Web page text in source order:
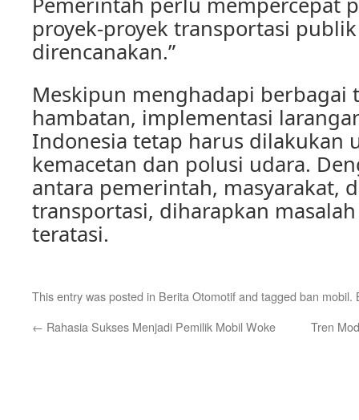
proyek-proyek transportasi
direncanakan.”
Meskipun menghadapi berbagai
hambatan, implementasi
Indonesia tetap harus dilakukan
kemacetan dan polusi udara.
antara pemerintah, masyarakat,
transportasi, diharapkan
teratasi.
This entry was posted in Berita Otomotifand tagged ban mobil.
← Rahasia Sukses Menjadi Pemilik Mobil Woke Tren